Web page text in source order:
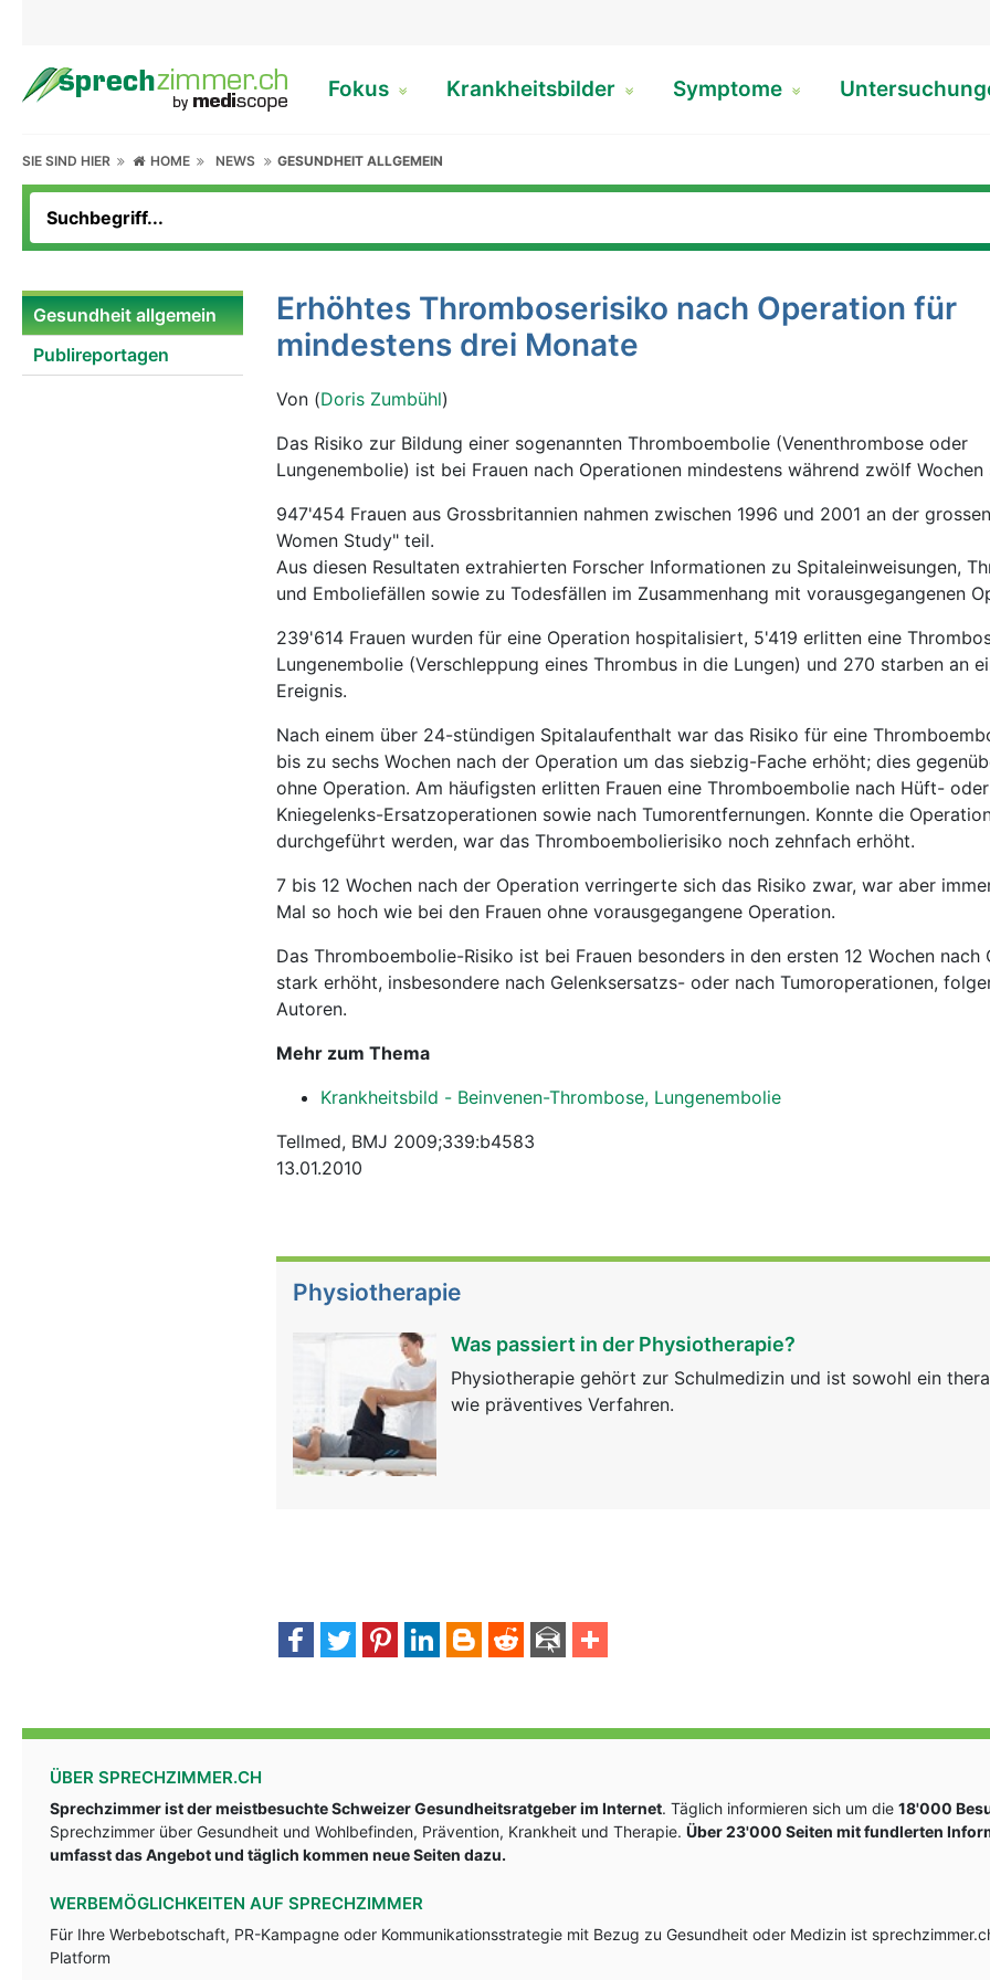
Fokus Krankheitsbilder Symptome
SIE SIND HIER HOME NEWS GESUNDHEIT ALLGEMEIN
Gesundheit allgemein
Publireportagen
Erhöhtes Thromboserisiko nach Operation für
mindestens drei Monate
Von (Doris Zumbühl)
Das Risiko zur Bildung einer sogenannten Thromboembolie (Venenthrombose oder
Lungenembolie) ist bei Frauen nach Operationen mindestens während zwölf
947'454 Frauen aus Grossbritannien nahmen zwischen 1996 und 2001 an der
Women Study" teil.
Aus diesen Resultaten extrahierten Forscher Informationen zu Spitaleinweisungen,
und Emboliefällen sowie zu Todesfällen im Zusammenhang mit vorausgegangenen
239'614 Frauen wurden für eine Operation hospitalisiert, 5'419 erlitten eine
Lungenembolie (Verschleppung eines Thrombus in die Lungen) und 270 starben an
Ereignis.
Nach einem über 24-stündigen Spitalaufenthalt war das Risiko für eine
bis zu sechs Wochen nach der Operation um das siebzig-Fache erhöht; dies
ohne Operation. Am häufigsten erlitten Frauen eine Thromboembolie nach Hüft- oder
Kniegelenks-Ersatzoperationen sowie nach Tumorentfernungen. Konnte die
durchgeführt werden, war das Thromboembolierisiko noch zehnfach erhöht.
7 bis 12 Wochen nach der Operation verringerte sich das Risiko zwar, war aber
Mal so hoch wie bei den Frauen ohne vorausgegangene Operation.
Das Thromboembolie-Risiko ist bei Frauen besonders in den ersten 12 Wochen nach
stark erhöht, insbesondere nach Gelenksersatzs- oder nach Tumoroperationen,
Autoren.
Mehr zum Thema
Krankheitsbild - Beinvenen-Thrombose, Lungenembolie
Tellmed, BMJ 2009;339:b4583
13.01.2010
Physiotherapie
Was passiert in der Physiotherapie?
Physiotherapie gehört zur Schulmedizin und ist sowohl ein
wie präventives Verfahren.
ÜBER SPRECHZIMMER.CH
Sprechzimmer ist der meistbesuchte Schweizer Gesundheitsratgeber im Internet. Täglich informieren sich um die 18'000
Sprechzimmer über Gesundheit und Wohlbefinden, Prävention, Krankheit und Therapie. Über 23'000 Seiten mit fundlerten
umfasst das Angebot und täglich kommen neue Seiten dazu.
WERBEMÖGLICHKEITEN AUF SPRECHZIMMER
Für Ihre Werbebotschaft, PR-Kampagne oder Kommunikationsstrategie mit Bezug zu Gesundheit oder Medizin ist
Platform